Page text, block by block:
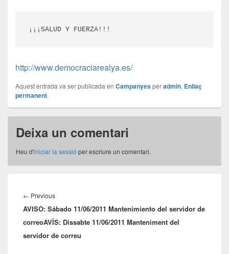
¡¡¡SALUD Y FUERZA!!!
http://www.democraciarealya.es/
Aquest entrada va ser publicada en Campanyesperadmin. Enllaç
permanent.
Deixa un comentari
Heu d'iniciar la sessió per escriure un comentari.
d'entrades
← PreviousPrevious
post:
AVISO: Sábado 11/06/2011 Mantenimiento del servidor de
correoAVÍS: Dissabte 11/06/2011 Manteniment del
servidor de correu